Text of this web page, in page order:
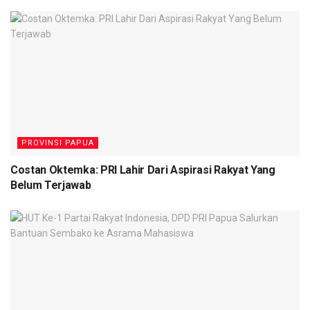
untuk lebih waspada terhadap potensi kebakaran dengan
memastikan kompor telah dimatikan saat meninggalkan
PROVINSI PAPUA
Costan Oktemka: PRI Lahir Dari Aspirasi Rakyat Yang
Belum Terjawab